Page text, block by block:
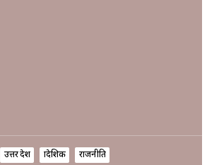
उत्तर प्रदेश प्रादेशिक
राजनीति